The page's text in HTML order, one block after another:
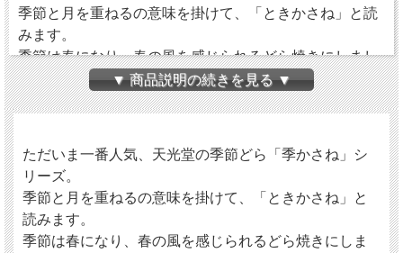
季節と月を重ねるの意味を掛けて、「ときかさね」と読
みます。
季節は春になり、春の風を感じられるどら焼きにしまし
た。
春の訪れを知らせるどら焼き二種です。
▼ 商品説明の続きを見る ▼
ただいま一番人気、天光堂の季節どら「季かさね」シ
リーズ。
季節と月を重ねるの意味を掛けて、「ときかさね」と
読みます。
季節は春になり、春の風を感じられるどら焼きにしま